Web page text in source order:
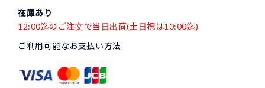
在庫あり
12:00迄のご注文で当日出荷(土日祝は10:00迄)
ご利用可能なお支払い方法